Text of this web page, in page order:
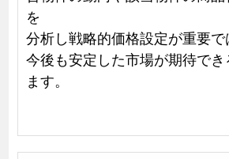
を
分析し戦略的価格設定が重要で
今後も安定した市場が期待でき
ます。